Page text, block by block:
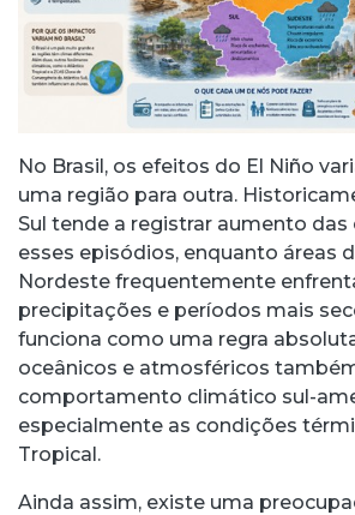
No Brasil, os efeitos do El Niño
uma região para outra.
Sul tende a registrar aumento das
esses episódios, enquanto áreas
Nordeste frequentemente
precipitações e períodos mais
funciona como uma regra
oceânicos e atmosféricos
comportamento climático sul-
especialmente as condições
Tropical.
Ainda assim, existe uma